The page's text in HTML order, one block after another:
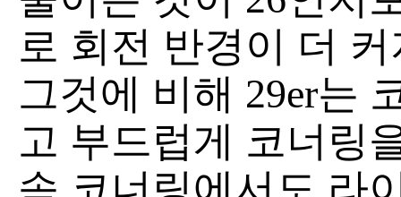
로 회전 반경이 더
그것에 비해 29er는
고 부드럽게 코너링